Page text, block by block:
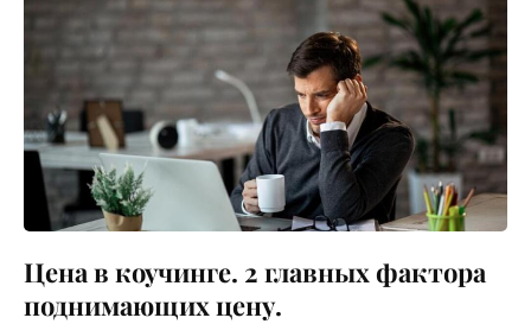
Цена в коучинге. 2 главных фактора
поднимающих цену.